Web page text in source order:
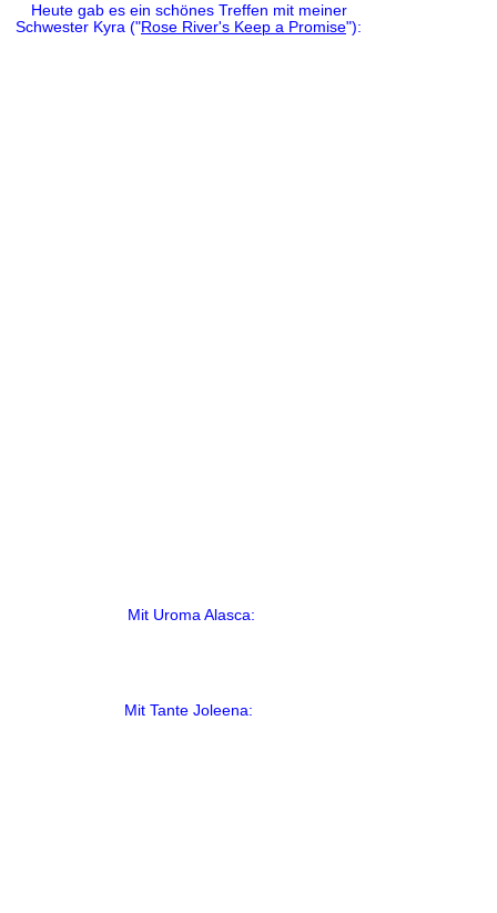
Heute gab es ein schönes Treffen mit meiner
Schwester Kyra ("Rose River's Keep a Promise"):
Mit Uroma Alasca:
Mit Tante Joleena: